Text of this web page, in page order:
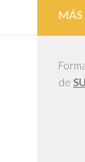
MÁS
de